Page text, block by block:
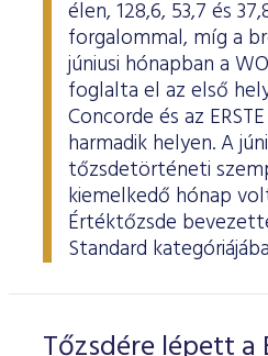
élen, 128,6, 53,7 és
forgalommal, míg a
júniusi hónapban a
foglalta el az első
Concorde és az
harmadik helyen. A
tőzsdetörténeti
kiemelkedő hónap
Értéktőzsde
Standard